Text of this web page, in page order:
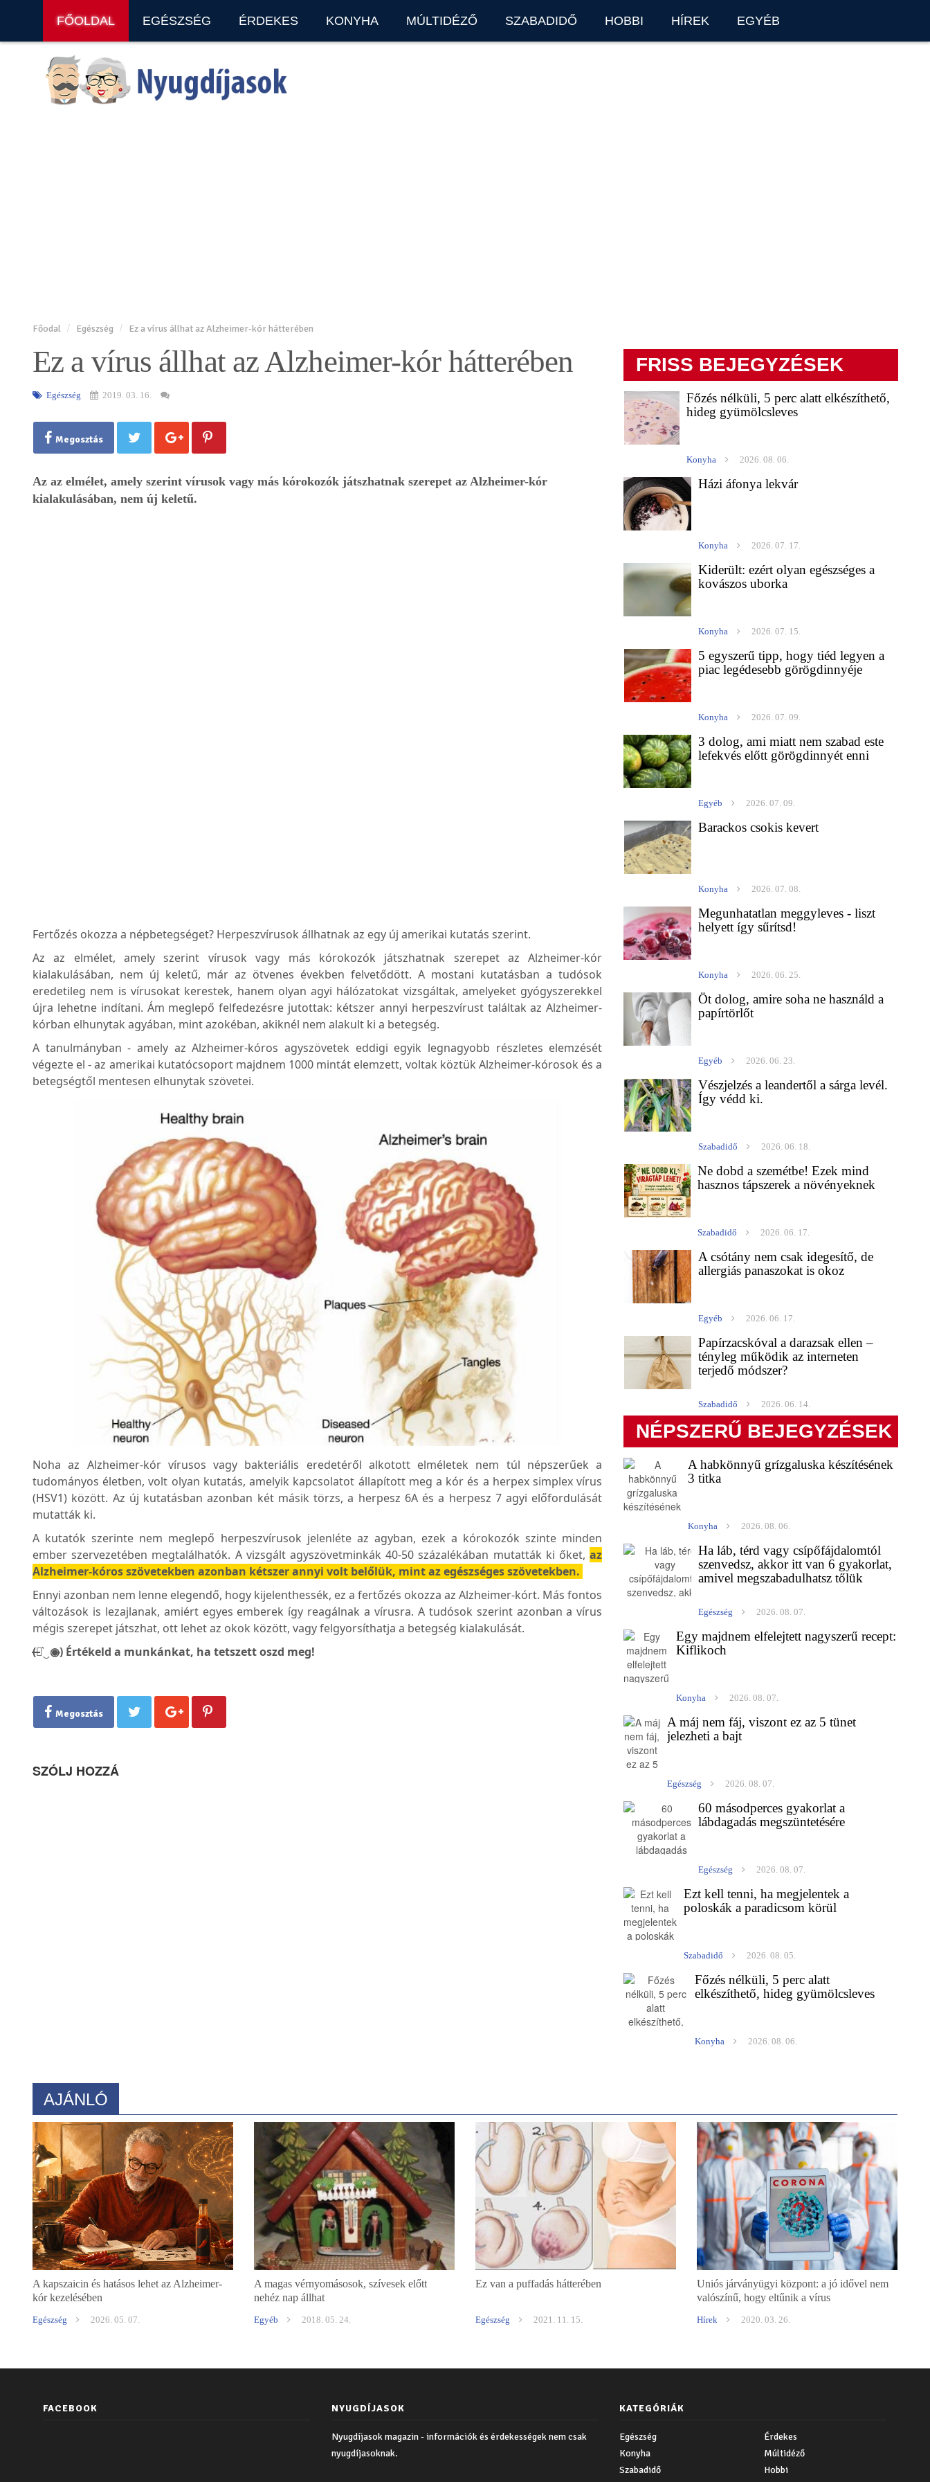
FŐOLDAL EGÉSZSÉG ÉRDEKES KONYHA MÚLTIDÉZŐ SZABADIDŐ HOBBI HÍREK EGYÉB
Főodal Egészség Ez a vírus állhat az Alzheimer-kór hátterében
Ez a vírus állhat az Alzheimer-kór hátterében
Egészség 2019. 03. 16.
Megosztás
Az az elmélet, amely szerint vírusok vagy más kórokozók játszhatnak szerepet az Alzheimer-kór
kialakulásában, nem új keletű.
Fertőzés okozza a népbetegséget? Herpeszvírusok állhatnak az egy új amerikai kutatás szerint.
Az az elmélet, amely szerint vírusok vagy más kórokozók játszhatnak szerepet az Alzheimer-kór
kialakulásában, nem új keletű, már az ötvenes években felvetődött. A mostani kutatásban a tudósok
eredetileg nem is vírusokat kerestek, hanem olyan agyi hálózatokat vizsgáltak, amelyeket gyógyszerekkel
újra lehetne indítani. Ám meglepő felfedezésre jutottak: kétszer annyi herpeszvírust találtak az Alzheimer-
kórban elhunytak agyában, mint azokéban, akiknél nem alakult ki a betegség.
A tanulmányban - amely az Alzheimer-kóros agyszövetek eddigi egyik legnagyobb részletes elemzését
végezte el - az amerikai kutatócsoport majdnem 1000 mintát elemzett, voltak köztük Alzheimer-kórosok és a
betegségtől mentesen elhunytak szövetei.
Noha az Alzheimer-kór vírusos vagy bakteriális eredetéről alkotott elméletek nem túl népszerűek a
tudományos életben, volt olyan kutatás, amelyik kapcsolatot állapított meg a kór és a herpex simplex vírus
(HSV1) között. Az új kutatásban azonban két másik törzs, a herpesz 6A és a herpesz 7 agyi előfordulását
mutatták ki.
A kutatók szerinte nem meglepő herpeszvírusok jelenléte az agyban, ezek a kórokozók szinte minden
ember szervezetében megtalálhatók. A vizsgált agyszövetminkák 40-50 százalékában mutatták ki őket,az
Alzheimer-kóros szövetekben azonban kétszer annyi volt belőlük, mint az egészséges szövetekben.
Ennyi azonban nem lenne elegendő, hogy kijelenthessék, ez a fertőzés okozza az Alzheimer-kórt. Más fontos
változások is lezajlanak, amiért egyes emberek így reagálnak a vírusra. A tudósok szerint azonban a vírus
mégis szerepet játszhat, ott lehet az okok között, vagy felgyorsíthatja a betegség kialakulását.
(̶◉͛‿◉̶) Értékeld a munkánkat, ha tetszett oszd meg!
Megosztás
SZÓLJ HOZZÁ
FRISS BEJEGYZÉSEK
Főzés nélküli, 5 perc alatt elkészíthető,
hideg gyümölcsleves
Konyha 2026. 08. 06.
Házi áfonya lekvár
Konyha 2026. 07. 17.
Kiderült: ezért olyan egészséges a
kovászos uborka
Konyha 2026. 07. 15.
5 egyszerű tipp, hogy tiéd legyen a
piac legédesebb görögdinnyéje
Konyha 2026. 07. 09.
3 dolog, ami miatt nem szabad este
lefekvés előtt görögdinnyét enni
Egyéb 2026. 07. 09.
Barackos csokis kevert
Konyha 2026. 07. 08.
Megunhatatlan meggyleves - liszt
helyett így sűrítsd!
Konyha 2026. 06. 25.
Öt dolog, amire soha ne használd a
papírtörlőt
Egyéb 2026. 06. 23.
Vészjelzés a leandertől a sárga levél.
Így védd ki.
Szabadidő 2026. 06. 18.
Ne dobd a szemétbe! Ezek mind
hasznos tápszerek a növényeknek
Szabadidő 2026. 06. 17.
A csótány nem csak idegesítő, de
allergiás panaszokat is okoz
Egyéb 2026. 06. 17.
Papírzacskóval a darazsak ellen –
tényleg működik az interneten
terjedő módszer?
Szabadidő 2026. 06. 14.
NÉPSZERŰ BEJEGYZÉSEK
A habkönnyű grízgaluska készítésének
3 titka
Konyha 2026. 08. 06.
Ha láb, térd vagy csípőfájdalomtól
szenvedsz, akkor itt van 6 gyakorlat,
amivel megszabadulhatsz tőlük
Egészség 2026. 08. 07.
Egy majdnem elfelejtett nagyszerű recept:
Kiflikoch
Konyha 2026. 08. 07.
A máj nem fáj, viszont ez az 5 tünet
jelezheti a bajt
Egészség 2026. 08. 07.
60 másodperces gyakorlat a
lábdagadás megszüntetésére
Egészség 2026. 08. 07.
Ezt kell tenni, ha megjelentek a
poloskák a paradicsom körül
Szabadidő 2026. 08. 05.
Főzés nélküli, 5 perc alatt
elkészíthető, hideg gyümölcsleves
Konyha 2026. 08. 06.
AJÁNLÓ
A kapszaicin és hatásos lehet az Alzheimer-
kór kezelésében
Egészség 2026. 05. 07.
A magas vérnyomásosok, szívesek előtt
nehéz nap állhat
Egyéb 2018. 05. 24.
Ez van a puffadás hátterében
Egészség 2021. 11. 15.
Uniós járványügyi központ: a jó idővel nem
valószínű, hogy eltűnik a vírus
Hírek 2020. 03. 26.
FACEBOOK NYUGDÍJASOK
Nyugdíjasok magazin - információk és érdekességek nem csak
nyugdíjasoknak.
KATEGÓRIÁK
Egészség
Érdekes
Konyha
Múltidéző
Szabadidő
Hobbi